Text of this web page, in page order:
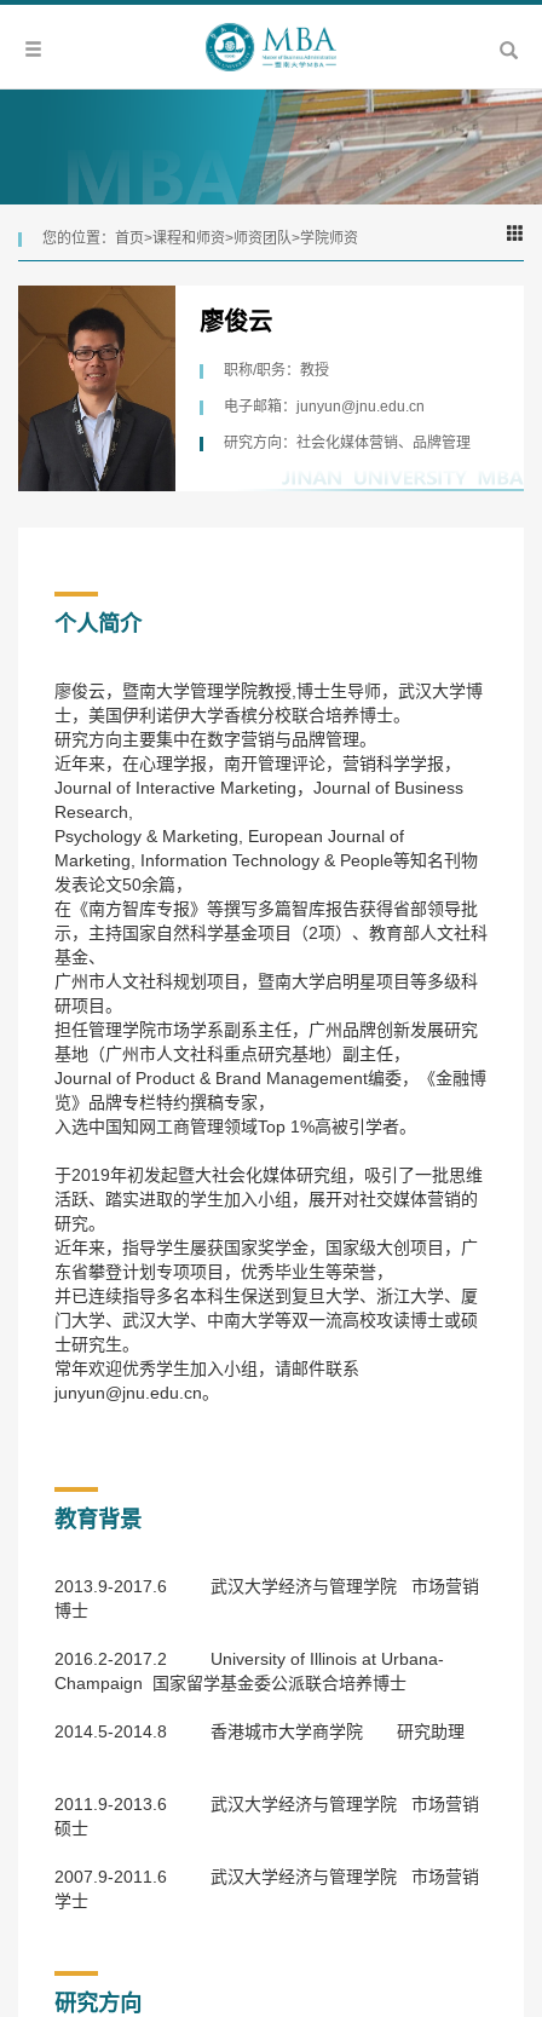
您的位置： 首页>课程和师资>师资团队>学院师资
廖俊云
职称/职务：教授
电子邮箱：junyun@jnu.edu.cn
研究方向：社会化媒体营销、品牌管理
个人简介
廖俊云，暨南大学管理学院教授,博士生导师，武汉大学博
士，美国伊利诺伊大学香槟分校联合培养博士。
研究方向主要集中在数字营销与品牌管理。
近年来，在心理学报，南开管理评论，营销科学学报，
Journal of Interactive Marketing，Journal of Business
Research,
Psychology & Marketing, European Journal of
Marketing, Information Technology & People等知名刊物
发表论文50余篇，
在《南方智库专报》等撰写多篇智库报告获得省部领导批
示，主持国家自然科学基金项目（2项）、教育部人文社科
基金、
广州市人文社科规划项目，暨南大学启明星项目等多级科
研项目。
担任管理学院市场学系副系主任，广州品牌创新发展研究
基地（广州市人文社科重点研究基地）副主任，
Journal of Product & Brand Management编委，《金融博
览》品牌专栏特约撰稿专家，
入选中国知网工商管理领域Top 1%高被引学者。
于2019年初发起暨大社会化媒体研究组，吸引了一批思维
活跃、踏实进取的学生加入小组，展开对社交媒体营销的
研究。
近年来，指导学生屡获国家奖学金，国家级大创项目，广
东省攀登计划专项项目，优秀毕业生等荣誉，
并已连续指导多名本科生保送到复旦大学、浙江大学、厦
门大学、武汉大学、中南大学等双一流高校攻读博士或硕
士研究生。
常年欢迎优秀学生加入小组，请邮件联系
junyun@jnu.edu.cn。
教育背景
2013.9-2017.6 武汉大学经济与管理学院 市场营销
博士
2016.2-2017.2 University of Illinois at Urbana-
Champaign 国家留学基金委公派联合培养博士
2014.5-2014.8 香港城市大学商学院 研究助理
2011.9-2013.6 武汉大学经济与管理学院 市场营销
硕士
2007.9-2011.6 武汉大学经济与管理学院 市场营销
学士
研究方向